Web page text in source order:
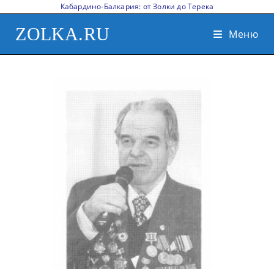
Кабардино-Балкария: от Золки до Терека
ZOLKA.RU Меню